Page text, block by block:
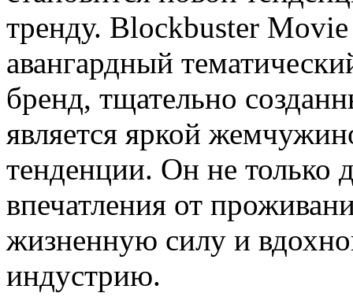
тренду. Blockbuster
авангардный
бренд, тщательно
является яркой
тенденции. Он не только
впечатления от
жизненную силу и
индустрию.